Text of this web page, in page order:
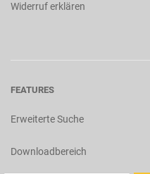
Widerruf erklären
FEATURES
Erweiterte Suche
Downloadbereich